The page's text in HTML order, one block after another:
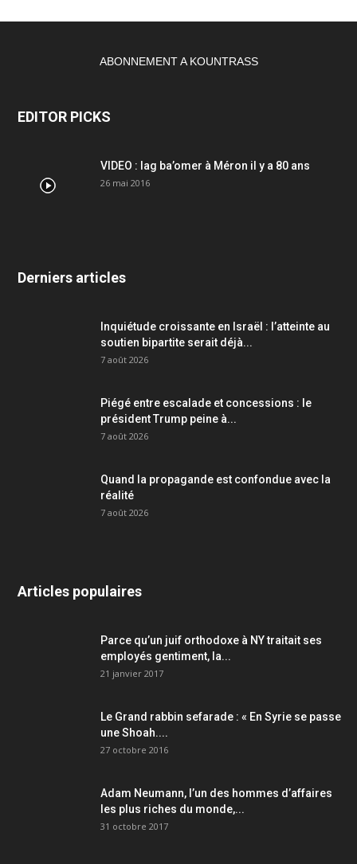
ABONNEMENT A KOUNTRASS
EDITOR PICKS
VIDEO : lag ba’omer à Méron il y a 80 ans
26 mai 2016
Derniers articles
Inquiétude croissante en Israël : l’atteinte au
soutien bipartite serait déjà...
7 août 2026
Piégé entre escalade et concessions : le
président Trump peine à...
7 août 2026
Quand la propagande est confondue avec la
réalité
7 août 2026
Articles populaires
Parce qu’un juif orthodoxe à NY traitait ses
employés gentiment, la...
21 janvier 2017
Le Grand rabbin sefarade : « En Syrie se passe
une Shoah....
27 octobre 2016
Adam Neumann, l’un des hommes d’affaires
les plus riches du monde,...
31 octobre 2017